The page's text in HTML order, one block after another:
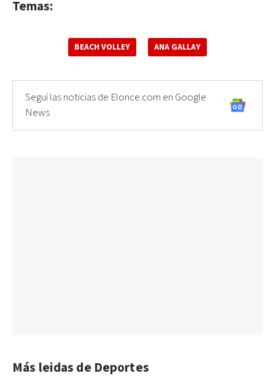
Temas:
BEACH VOLLEY ANA GALLAY
Seguí las noticias de Elonce.com en Google
News
Más leidas de Deportes